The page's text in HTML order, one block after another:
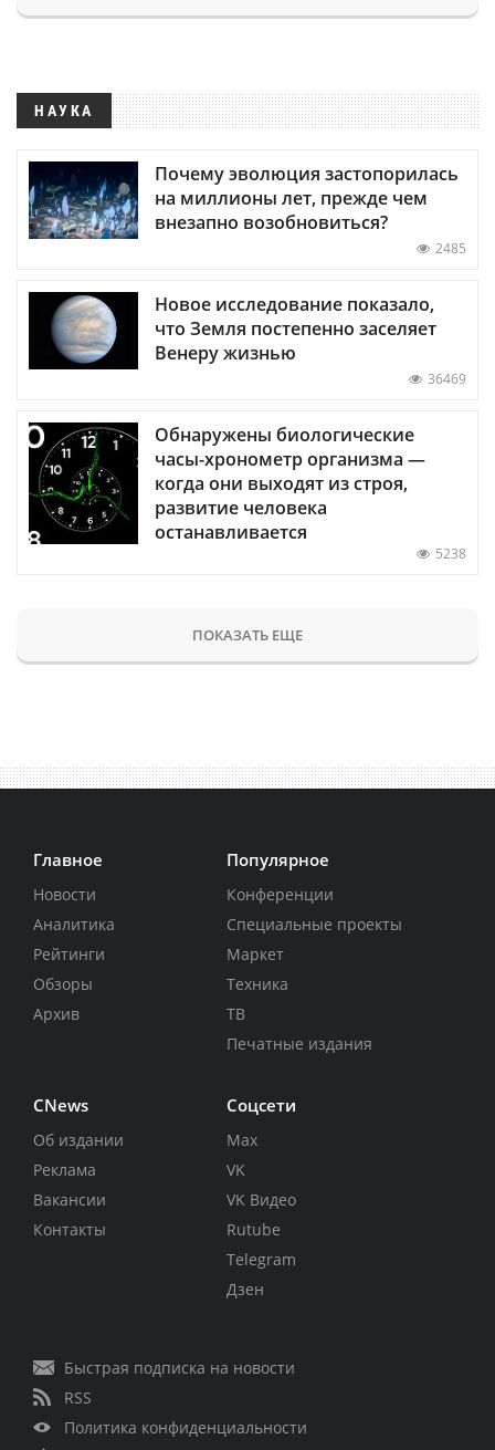
НАУКА
Почему эволюция застопорилась
на миллионы лет, прежде чем
внезапно возобновиться?
2485
Новое исследование показало,
что Земля постепенно заселяет
Венеру жизнью
36469
Обнаружены биологические
часы-хронометр организма —
когда они выходят из строя,
развитие человека
останавливается
5238
ПОКАЗАТЬ ЕЩЕ
Главное
Новости
Аналитика
Рейтинги
Обзоры
Архив
Популярное
Конференции
Специальные проекты
Маркет
Техника
ТВ
Печатные издания
CNews
Об издании
Реклама
Вакансии
Контакты
Соцсети
Max
VK
VK Видео
Rutube
Telegram
Дзен
Быстрая подписка на новости
RSS
Политика конфиденциальности